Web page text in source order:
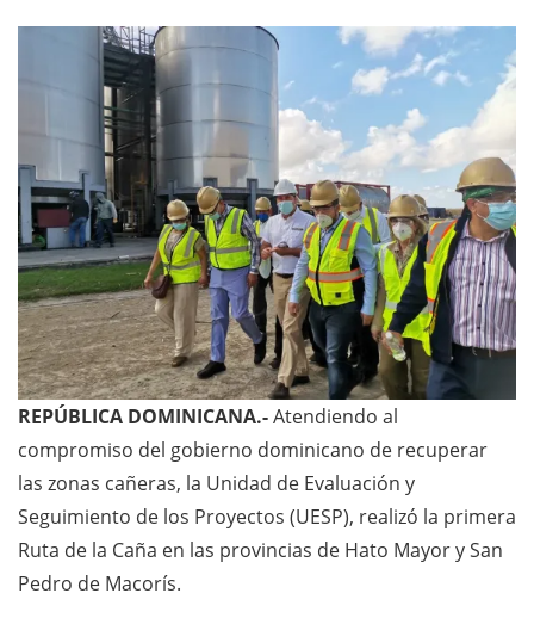
REPÚBLICA DOMINICANA.-Atendiendo al
compromiso del gobierno dominicano de recuperar
las zonas cañeras, la Unidad de Evaluación y
Seguimiento de los Proyectos (UESP), realizó la primera
Ruta de la Caña en las provincias de Hato Mayor y San
Pedro de Macorís.